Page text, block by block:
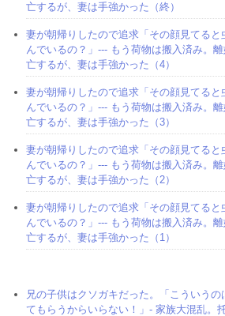
亡するが、妻は手強かった（終）
妻が朝帰りしたので追求「その顔見てる
んでいるの？」--- もう荷物は搬入済み。
亡するが、妻は手強かった（4）
妻が朝帰りしたので追求「その顔見てる
んでいるの？」--- もう荷物は搬入済み。
亡するが、妻は手強かった（3）
妻が朝帰りしたので追求「その顔見てる
んでいるの？」--- もう荷物は搬入済み。
亡するが、妻は手強かった（2）
妻が朝帰りしたので追求「その顔見てる
んでいるの？」--- もう荷物は搬入済み。
亡するが、妻は手強かった（1）
兄の子供はクソガキだった。「こういう
てもらうからいらない！」- 家族大混乱。